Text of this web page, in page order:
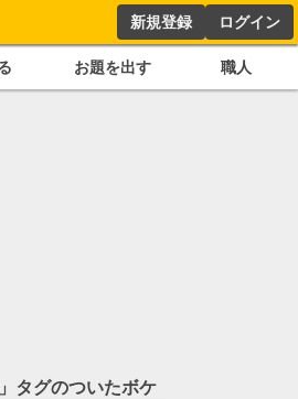
新規登録 ログイン
お題を出す 職人
」タグのついたボケ